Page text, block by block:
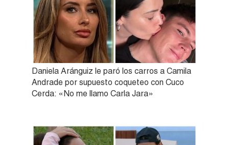
Daniela Aránguiz le paró los carros a Camila
Andrade por supuesto coqueteo con Cuco
Cerda: «No me llamo Carla Jara»